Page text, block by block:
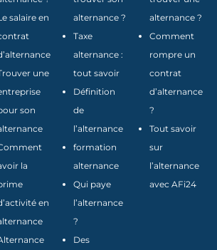
salaire en
une
son
la
en
alternance ?
Taxe
alternance :
tout savoir
Définition
de
l’alternance
formation
alternance
Qui paye
l’alternance
?
Des
alternance ?
Comment
rompre un
contrat
d’alternance
?
Tout savoir
sur
l’alternance
avec AFi24